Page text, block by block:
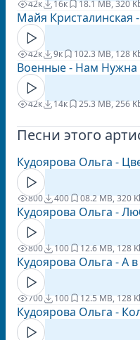
42к 16к 18.1 MB, 320
Майя Кристалинская
42к 9к 102.3 MB, 128
Военные - Нам
42к 14к 25.3 MB, 256
Песни этого
Кудоярова Ольга -
800 400 08.2 MB, 320
Кудоярова Ольга -
800 100 12.6 MB, 128
Кудоярова Ольга - А
700 100 12.5 MB, 128
Кудоярова Ольга -